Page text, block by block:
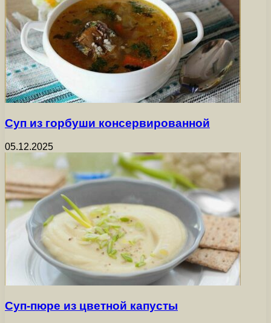
Суп из горбуши консервированной
05.12.2025
Суп-пюре из цветной капусты